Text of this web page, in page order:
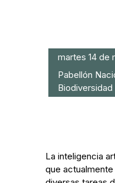
martes 14 de
Pabellón
Biodiversidad
La inteligencia
que actualmente